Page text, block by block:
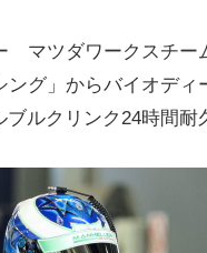
マツダワークスチー
ング」からバイオディ
ブルクリンク24時間耐